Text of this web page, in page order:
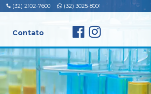
(32) 2102-7600 (32) 3025-8001
Contato